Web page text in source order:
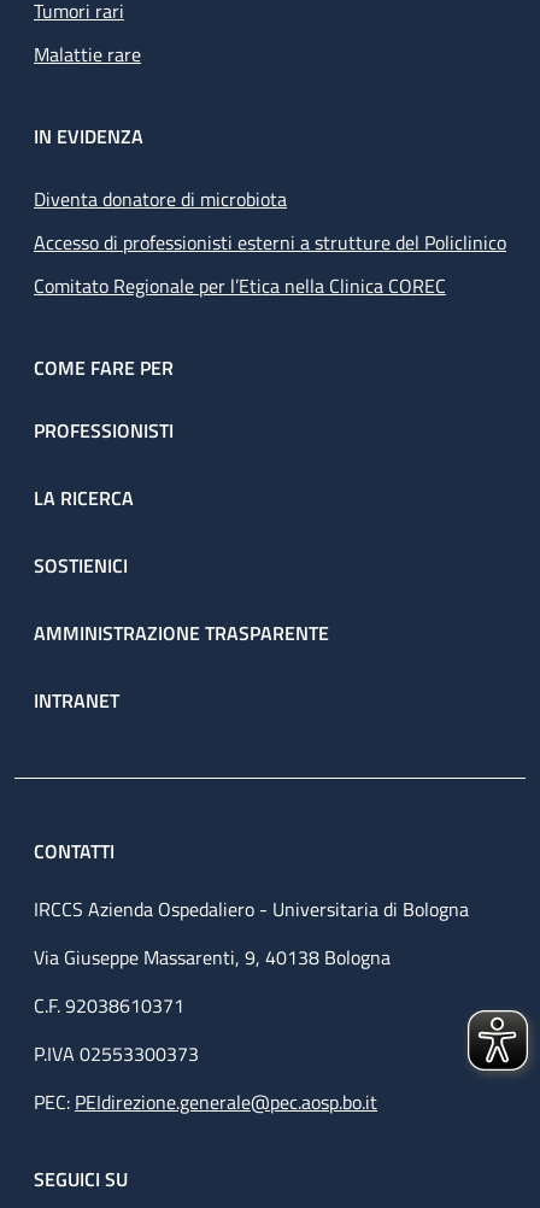
Tumori rari
Malattie rare
IN EVIDENZA
Diventa donatore di microbiota
Accesso di professionisti esterni a strutture del Policlinico
Comitato Regionale per l’Etica nella Clinica COREC
COME FARE PER
PROFESSIONISTI
LA RICERCA
SOSTIENICI
AMMINISTRAZIONE TRASPARENTE
INTRANET
CONTATTI
IRCCS Azienda Ospedaliero - Universitaria di Bologna
Via Giuseppe Massarenti, 9, 40138 Bologna
C.F. 92038610371
P.IVA 02553300373
PEC: PEIdirezione.generale@pec.aosp.bo.it
SEGUICI SU